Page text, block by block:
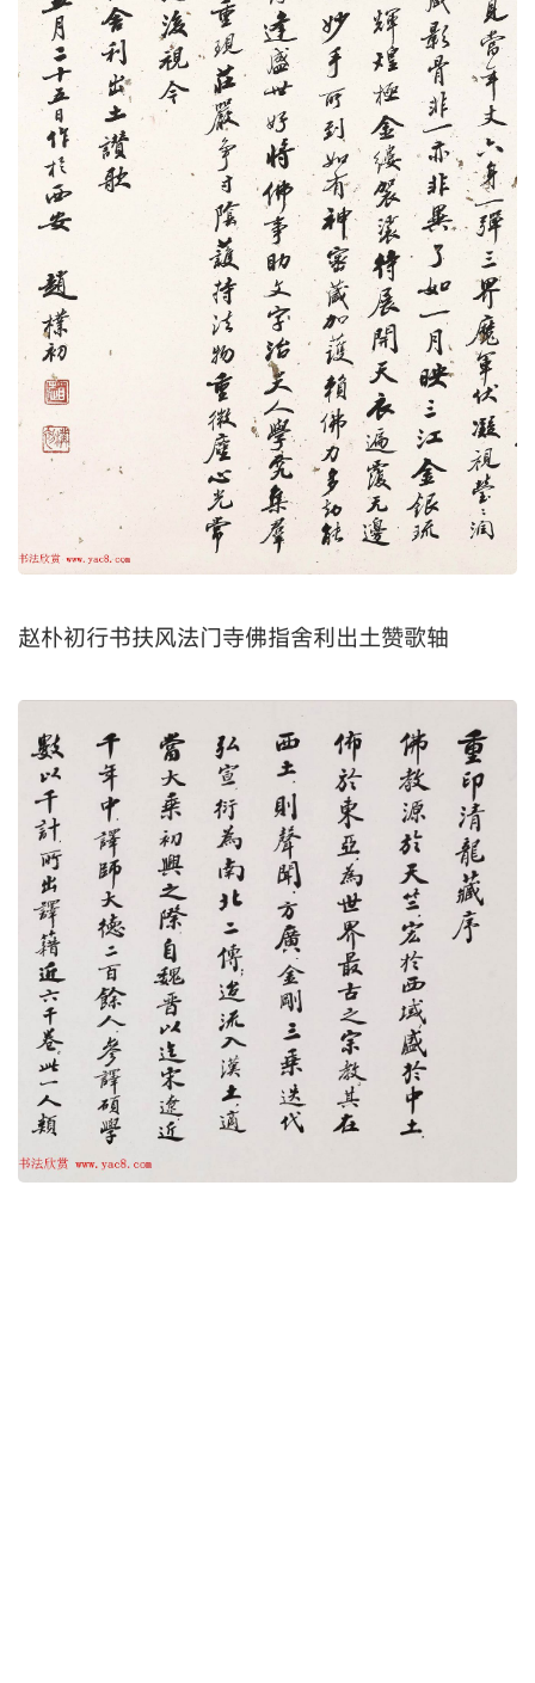
赵朴初行书扶风法门寺佛指舍利出土赞歌轴